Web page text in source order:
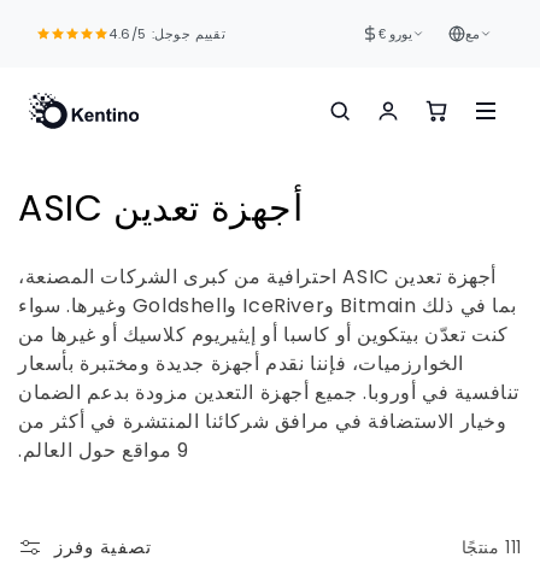
إلى
المحتوى
تقييم جوجل: 4.6/5 يورو € مع
م
م
و
ع
ة
أجهزة تعدين ASIC
أجهزة تعدين ASIC احترافية من كبرى الشركات المصنعة،
بما في ذلك Bitmain وIceRiver وGoldshell وغيرها. سواء
كنت تعدّن بيتكوين أو كاسبا أو إيثيريوم كلاسيك أو غيرها من
الخوارزميات، فإننا نقدم أجهزة جديدة ومختبرة بأسعار
تنافسية في أوروبا. جميع أجهزة التعدين مزودة بدعم الضمان
وخيار الاستضافة في مرافق شركائنا المنتشرة في أكثر من
9 مواقع حول العالم.
تصفية وفرز 111 منتجًا